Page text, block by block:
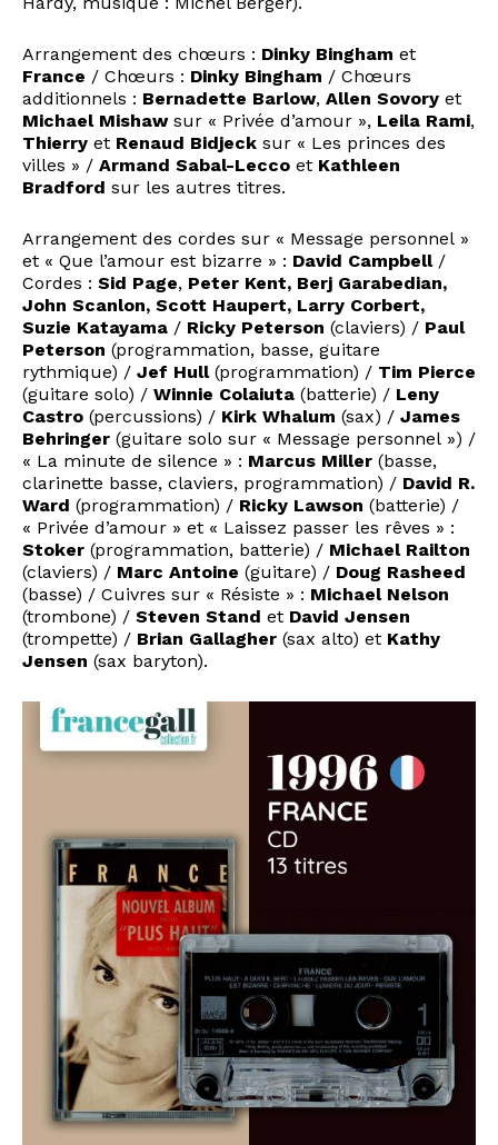
Arrangement des chœurs : Dinky Bingham et
France / Chœurs : Dinky Bingham / Chœurs
additionnels : Bernadette Barlow, Allen Sovory et
Michael Mishawsur « Privée d’amour », Leila Rami,
Thierry et Renaud Bidjeck sur « Les princes des
villes » / Armand Sabal-Lecco et Kathleen
Bradford sur les autres titres.
Arrangement des cordes sur « Message personnel »
et « Que l’amour est bizarre » : David Campbell/
Cordes : Sid Page, Peter Kent, Berj Garabedian,
John Scanlon, Scott Haupert, Larry Corbert,
Suzie Katayama / Ricky Peterson (claviers) / Paul
Peterson (programmation, basse, guitare
rythmique) / Jef Hull(programmation) / Tim Pierce
(guitare solo) / Winnie Colaiuta (batterie) / Leny
Castro (percussions) / Kirk Whalum (sax) / James
Behringer (guitare solo sur « Message personnel ») /
« La minute de silence » : Marcus Miller (basse,
clarinette basse, claviers, programmation) / David R.
Ward (programmation) / Ricky Lawson (batterie) /
« Privée d’amour » et « Laissez passer les rêves » :
Stoker (programmation, batterie) / Michael Railton
(claviers) / Marc Antoine (guitare) / Doug Rasheed
(basse) / Cuivres sur « Résiste » : Michael Nelson
(trombone) / Steven Stand et David Jensen
(trompette) / Brian Gallagher (sax alto) et Kathy
Jensen (sax baryton).